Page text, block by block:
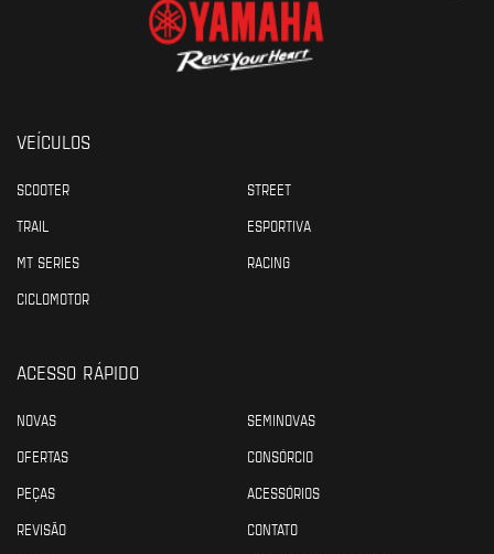
VEÍCULOS
SCOOTER
STREET
TRAIL
ESPORTIVA
MT SERIES
RACING
CICLOMOTOR
ACESSO RÁPIDO
NOVAS
SEMINOVAS
OFERTAS
CONSÓRCIO
PEÇAS
ACESSÓRIOS
REVISÃO
CONTATO